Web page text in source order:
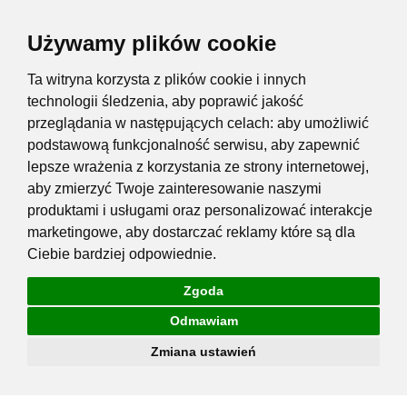
Używamy plików cookie
Ta witryna korzysta z plików cookie i innych
technologii śledzenia, aby poprawić jakość
przeglądania w następujących celach: aby umożliwić
podstawową funkcjonalność serwisu, aby zapewnić
lepsze wrażenia z korzystania ze strony internetowej,
aby zmierzyć Twoje zainteresowanie naszymi
produktami i usługami oraz personalizować interakcje
marketingowe, aby dostarczać reklamy które są dla
Ciebie bardziej odpowiednie.
Zgoda
Odmawiam
Zmiana ustawień